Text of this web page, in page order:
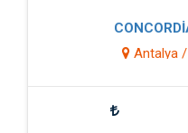
Antalya